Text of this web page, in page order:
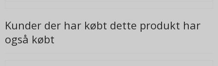
Kunder der har købt dette produkt har
også købt